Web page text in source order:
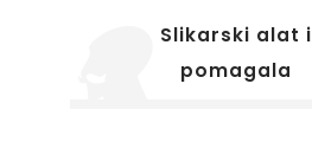
Slikarski alat i
pomagala